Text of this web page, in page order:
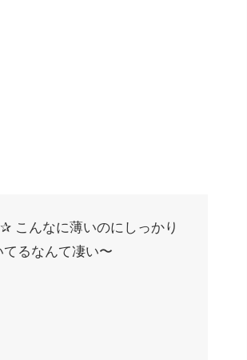
こんなに薄いのにしっかり
るなんて凄い〜